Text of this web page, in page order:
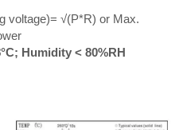
voltage)= √(P*R) or Max.
Humidity < 80%RH